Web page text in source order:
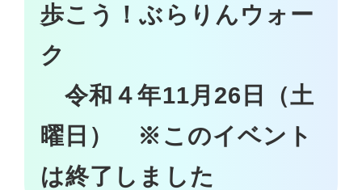
歩こう！ぶらりんウォー
ク
令和４年11月26日（土
曜日） ※このイベント
は終了しました